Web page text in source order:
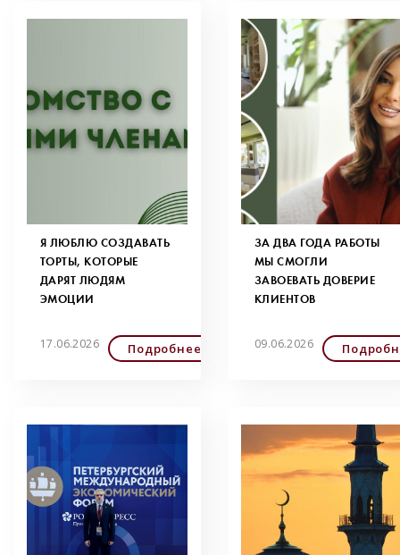
Я ЛЮБЛЮ СОЗДАВАТЬ
ТОРТЫ, КОТОРЫЕ
ДАРЯТ ЛЮДЯМ
ЭМОЦИИ
17.06.2026 Подробнее
ЗА ДВА ГОДА РАБОТЫ
МЫ СМОГЛИ
ЗАВОЕВАТЬ ДОВЕРИЕ
КЛИЕНТОВ
09.06.2026